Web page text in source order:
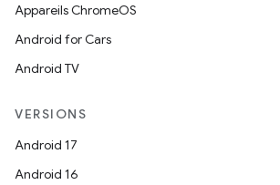
Appareils ChromeOS
Android for Cars
Android TV
VERSIONS
Android 17
Android 16